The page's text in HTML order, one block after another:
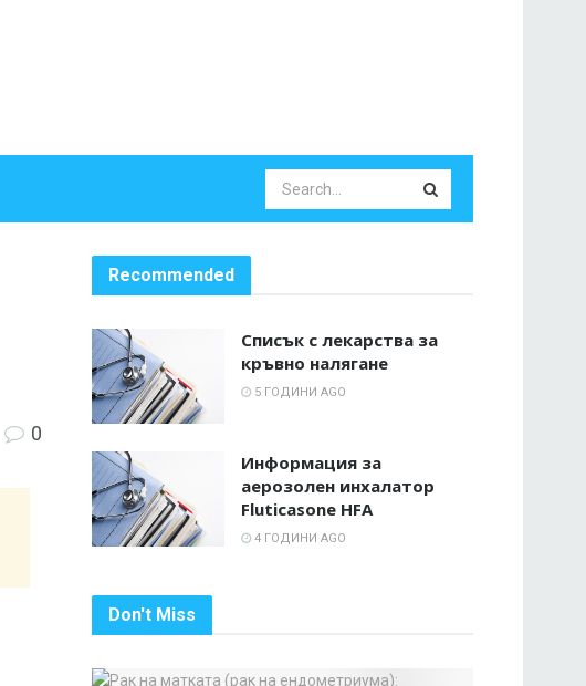
0
Recommended
Списък с лекарства за
кръвно налягане
5 ГОДИНИ AGO
Информация за
аерозолен инхалатор
Fluticasone HFA
4 ГОДИНИ AGO
Don't Miss